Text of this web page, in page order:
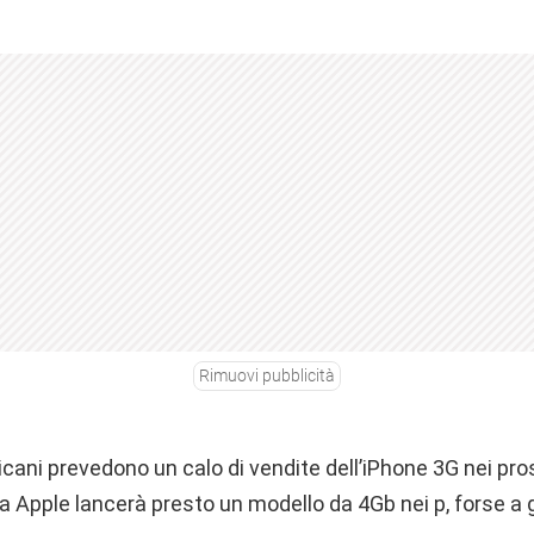
Rimuovi pubblicità
prevedono un calo di vendite dell’iPhone 3G nei
Apple lancerà presto un modello da 4Gb nei p, forse a